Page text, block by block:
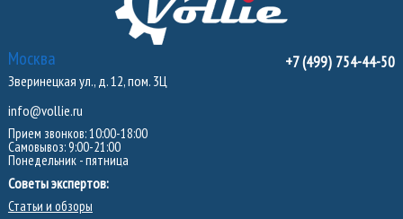
Москва
Зверинецкая ул., д. 12, пом. 3Ц
info@vollie.ru
Прием звонков: 10:00-18:00
Самовывоз: 9:00-21:00
Понедельник - пятница
Советы экспертов:
Статьи и обзоры
+7 (499) 754-44-50